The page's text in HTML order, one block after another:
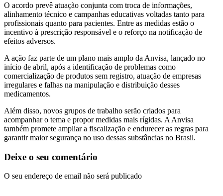
O acordo prevê atuação conjunta com troca de informações,
alinhamento técnico e campanhas educativas voltadas tanto para
profissionais quanto para pacientes. Entre as medidas estão o
incentivo à prescrição responsável e o reforço na notificação de
efeitos adversos.
A ação faz parte de um plano mais amplo da Anvisa, lançado no
início de abril, após a identificação de problemas como
comercialização de produtos sem registro, atuação de empresas
irregulares e falhas na manipulação e distribuição desses
medicamentos.
Além disso, novos grupos de trabalho serão criados para
acompanhar o tema e propor medidas mais rígidas. A Anvisa
também promete ampliar a fiscalização e endurecer as regras para
garantir maior segurança no uso dessas substâncias no Brasil.
Deixe o seu comentário
O seu endereço de email não será publicado